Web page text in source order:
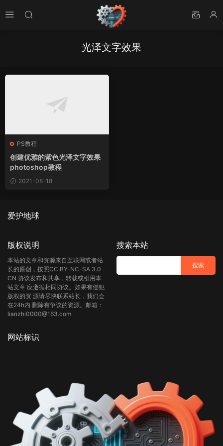
光泽文字效果
PS教程
创建优雅的紫色光泽文字效果
photoshop教程
2021-08-18
爱护地球
版权说明
本站的文章和资源来自互联网或者站
长的原创，按照CC BY-NC-SA 3.0
CN 协议发布和共享，转载或引用本
站文章 应遵循相同协议。如果有侵犯
版权的资 源请尽快联系站长，我们会
在24h内 删除有争议的资源。邮箱：
lianzhi0000@163.com
搜索本站
网站标识